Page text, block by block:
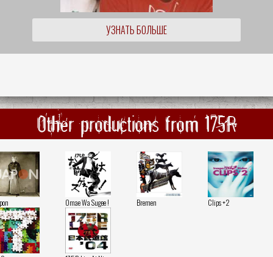
УЗНАТЬ БОЛЬШЕ
Other productions from 175R
Omae Wa Sugee ! Bremen Clips +2